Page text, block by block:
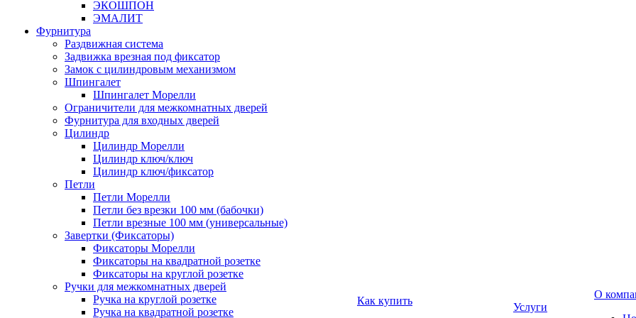
ЭКОШПОН
ЭМАЛИТ
Фурнитура
Раздвижная система
Задвижка врезная под фиксатор
Замок с цилиндровым механизмом
Шпингалет
Шпингалет Морелли
Ограничители для межкомнатных дверей
Фурнитура для входных дверей
Цилиндр
Цилиндр Морелли
Цилиндр ключ/ключ
Цилиндр ключ/фиксатор
Петли
Петли Морелли
Петли без врезки 100 мм (бабочки)
Петли врезные 100 мм (универсальные)
Завертки (Фиксаторы)
Фиксаторы Морелли
Фиксаторы на квадратной розетке
Фиксаторы на круглой розетке
Ручки для межкомнатных дверей
Ручка на круглой розетке
Ручка на квадратной розетке
Как купить
Услуги
О